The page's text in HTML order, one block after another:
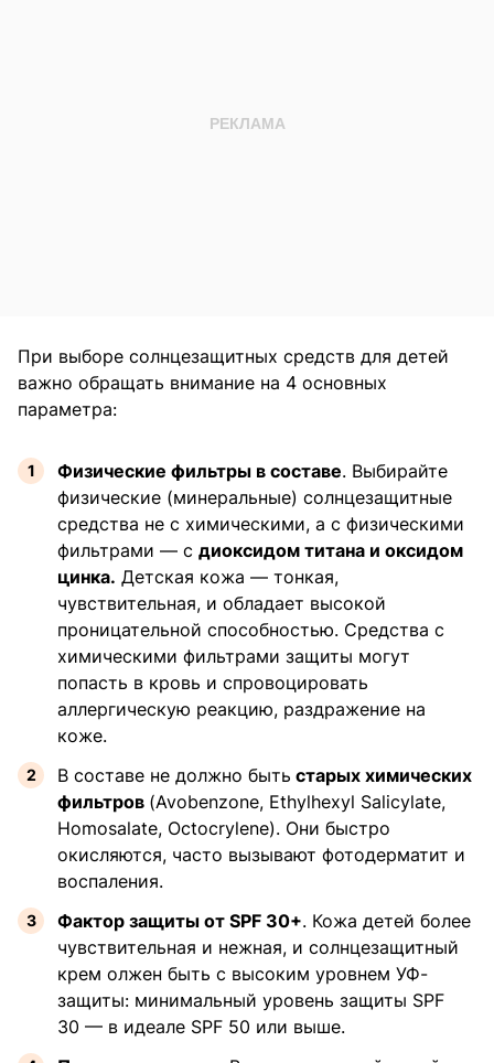
При выборе солнцезащитных средств для детей
важно обращать внимание на 4 основных
параметра:
Физические фильтры в составе. Выбирайте
физические (минеральные) солнцезащитные
средства не с химическими, а с физическими
фильтрами — с диоксидом титана и оксидом
цинка. Детская кожа — тонкая,
чувствительная, и обладает высокой
проницательной способностью. Средства с
химическими фильтрами защиты могут
попасть в кровь и спровоцировать
аллергическую реакцию, раздражение на
коже.
В составе не должно быть старых химических
фильтров (Avobenzone, Ethylhexyl Salicylate,
Homosalate, Octocrylene). Они быстро
окисляются, часто вызывают фотодерматит и
воспаления.
Фактор защиты от SPF 30+. Кожа детей более
чувствительная и нежная, и солнцезащитный
крем олжен быть с высоким уровнем УФ-
защиты: минимальный уровень защиты SPF
30 — в идеале SPF 50 или выше.